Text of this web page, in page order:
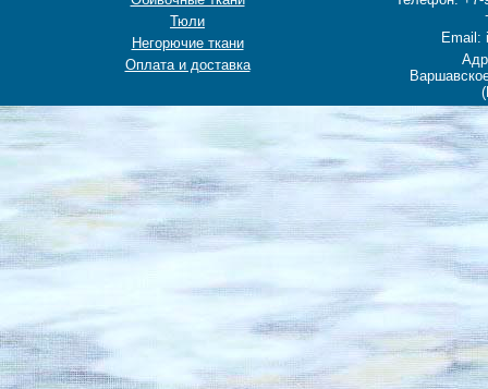
Тюли
Негорючие ткани
Оплата и доставка
Email: